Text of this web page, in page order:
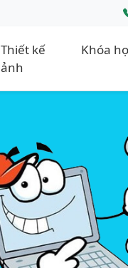
Thiết kế
ảnh
Khóa